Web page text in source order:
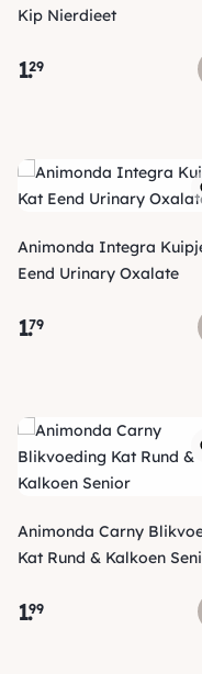
Kip Nierdieet
1.29
Animonda Integra
Eend Urinary Oxalate
1.79
Animonda Carny
Kat Rund & Kalkoen
1.99